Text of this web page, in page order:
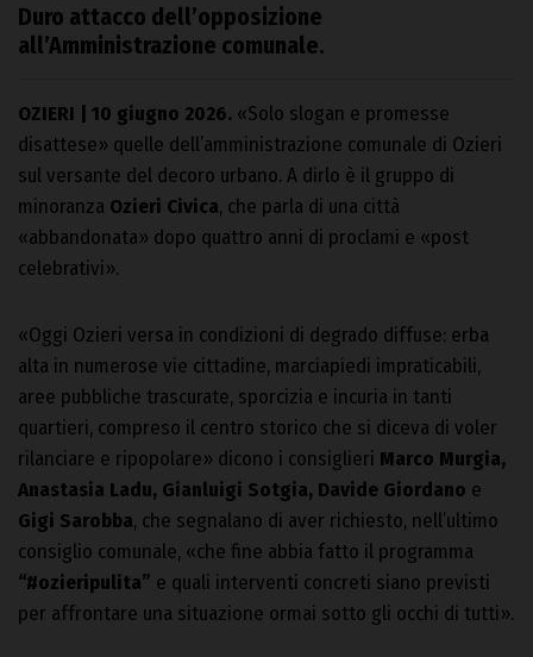
Duro attacco dell’opposizione
all’Amministrazione comunale.
OZIERI | 10 giugno 2026. «Solo slogan e promesse
disattese» quelle dell’amministrazione comunale di Ozieri
sul versante del decoro urbano. A dirlo è il gruppo di
minoranza Ozieri Civica, che parla di una città
«abbandonata» dopo quattro anni di proclami e «post
celebrativi».
«Oggi Ozieri versa in condizioni di degrado diffuse: erba
alta in numerose vie cittadine, marciapiedi impraticabili,
aree pubbliche trascurate, sporcizia e incuria in tanti
quartieri, compreso il centro storico che si diceva di voler
rilanciare e ripopolare» dicono i consiglieri Marco Murgia,
Anastasia Ladu, Gianluigi Sotgia, Davide Giordano e
Gigi Sarobba, che segnalano di aver richiesto, nell’ultimo
consiglio comunale, «che fine abbia fatto il programma
“#ozieripulita” e quali interventi concreti siano previsti
per affrontare una situazione ormai sotto gli occhi di tutti».